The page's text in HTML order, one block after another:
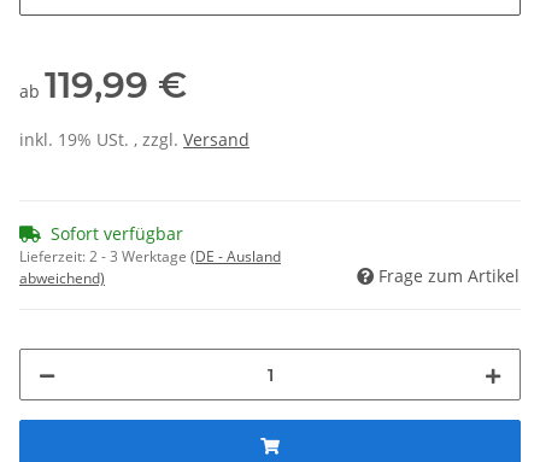
ab 119,99 €
inkl. 19% USt. , zzgl. Versand
Sofort verfügbar
Lieferzeit:2 - 3 Werktage (DE - Ausland
abweichend)
Frage zum Artikel